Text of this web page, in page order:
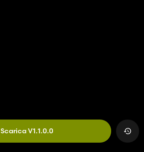
Scarica V1.1.0.0